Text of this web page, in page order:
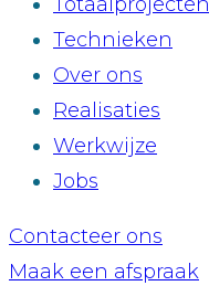
Technieken
Over ons
Realisaties
Werkwijze
Jobs
Contacteer ons
Maak een afspraak